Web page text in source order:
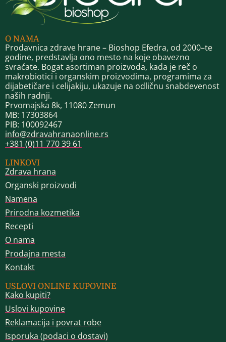
O NAMA
Prodavnica zdrave hrane – Bioshop Efedra, od 2000–te
godine, predstavlja ono mesto na koje obavezno
svraćate. Bogat asortiman proizvoda, kada je reč o
makrobiotici i organskim proizvodima, programima za
dijabetičare i celijakiju, ukazuje na odličnu snabdevenost
naših radnji.
Prvomajska 8k, 11080 Zemun
MB: 17303864
PIB: 100092467
info@zdravahranaonline.rs
+381 (0)11 770 39 61
LINKOVI
Zdrava hrana
Organski proizvodi
Namena
Prirodna kozmetika
Recepti
O nama
Prodajna mesta
Kontakt
USLOVI ONLINE KUPOVINE
Kako kupiti?
Uslovi kupovine
Reklamacija i povrat robe
Isporuka (podaci o dostavi)